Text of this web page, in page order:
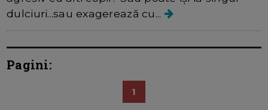
dulciuri...sau exagerează cu...
Pagini:
1